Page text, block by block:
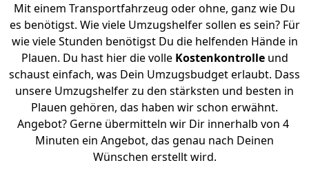
Mit einem Transportfahrzeug oder ohne, ganz wie Du
es benötigst. Wie viele Umzugshelfer sollen es sein? Für
wie viele Stunden benötigst Du die helfenden Hände in
Plauen. Du hast hier die volle Kostenkontrolleund
schaust einfach, was Dein Umzugsbudget erlaubt. Dass
unsere Umzugshelfer zu den stärksten und besten in
Plauen gehören, das haben wir schon erwähnt.
Angebot? Gerne übermitteln wir Dir innerhalb von 4
Minuten ein Angebot, das genau nach Deinen
Wünschen erstellt wird.